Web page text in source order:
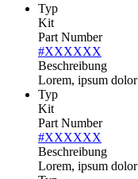
Typ
Kit
Part Number
#XXXXXX
Beschreibung
Lorem, ipsum
Typ
Kit
Part Number
#XXXXXX
Beschreibung
Lorem, ipsum